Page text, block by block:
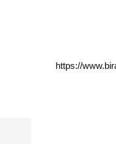
https://